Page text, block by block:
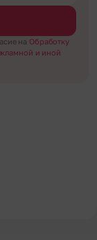
на Обработку
и иной